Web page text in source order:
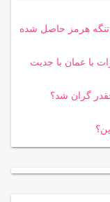
تنگه هرمز حاصل شده
با عمان با جدیت